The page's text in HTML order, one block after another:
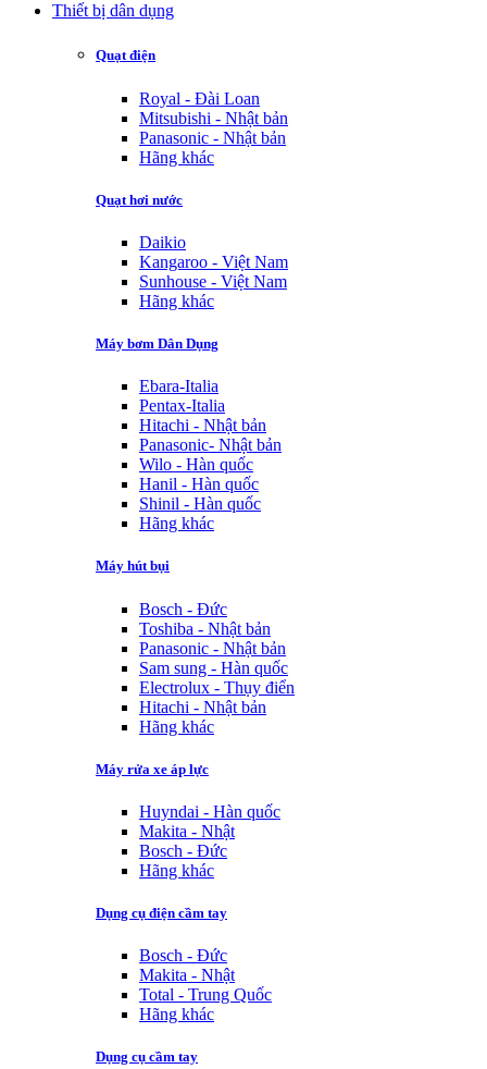
Thiết bị dân dụng
Quạt điện
Royal - Đài Loan
Mitsubishi - Nhật bản
Panasonic - Nhật bản
Hãng khác
Quạt hơi nước
Daikio
Kangaroo - Việt Nam
Sunhouse - Việt Nam
Hãng khác
Máy bơm Dân Dụng
Ebara-Italia
Pentax-Italia
Hitachi - Nhật bản
Panasonic- Nhật bản
Wilo - Hàn quốc
Hanil - Hàn quốc
Shinil - Hàn quốc
Hãng khác
Máy hút bụi
Bosch - Đức
Toshiba - Nhật bản
Panasonic - Nhật bản
Sam sung - Hàn quốc
Electrolux - Thụy điển
Hitachi - Nhật bản
Hãng khác
Máy rửa xe áp lực
Huyndai - Hàn quốc
Makita - Nhật
Bosch - Đức
Hãng khác
Dụng cụ điện cầm tay
Bosch - Đức
Makita - Nhật
Total - Trung Quốc
Hãng khác
Dụng cụ cầm tay